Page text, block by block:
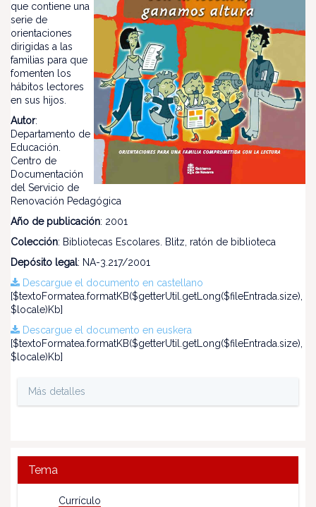
que contiene una
serie de
orientaciones
dirigidas a las
familias para que
fomenten los
hábitos lectores
en sus hijos.
Autor:
Departamento de
Educación.
Centro de
Documentación
del Servicio de
Renovación Pedagógica
Año de publicación: 2001
Colección: Bibliotecas Escolares. Blitz, ratón de biblioteca
Depósito legal: NA-3.217/2001
Descargue el documento en castellano
[$textoFormatea.formatKB($getterUtil.getLong($fileEntrada.size),
$locale)Kb]
Descargue el documento en euskera
[$textoFormatea.formatKB($getterUtil.getLong($fileEntrada.size),
$locale)Kb]
Más detalles
Tema
Currículo